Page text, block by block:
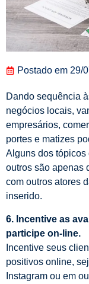
Postado em 29/
Dando sequência
negócios locais,
empresários,
portes e matizes
Alguns dos tópicos
outros são apenas
com outros atores
inserido.
6. Incentive as
participe on-line.
Incentive seus
positivos online,
Instagram ou em